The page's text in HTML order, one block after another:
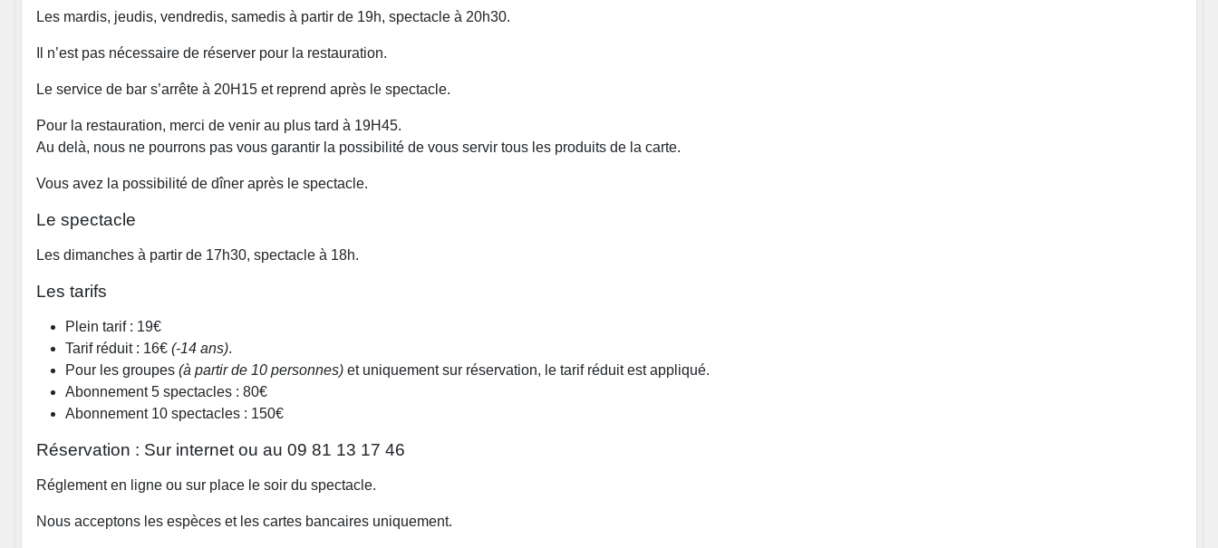
Les mardis, jeudis, vendredis, samedis à partir de 19h, spectacle à 20h30.
Il n’est pas nécessaire de réserver pour la restauration.
Le service de bar s’arrête à 20H15 et reprend après le spectacle.
Pour la restauration, merci de venir au plus tard à 19H45.
Au delà, nous ne pourrons pas vous garantir la possibilité de vous servir tous les produits de la carte.
Vous avez la possibilité de dîner après le spectacle.
Le spectacle
Les dimanches à partir de 17h30, spectacle à 18h.
Les tarifs
Plein tarif : 19€
Tarif réduit : 16€ (-14 ans).
Pour les groupes (à partir de 10 personnes) et uniquement sur réservation, le tarif réduit est appliqué.
Abonnement 5 spectacles : 80€
Abonnement 10 spectacles : 150€
Réservation : Sur internet ou au 09 81 13 17 46
Réglement en ligne ou sur place le soir du spectacle.
Nous acceptons les espèces et les cartes bancaires uniquement.